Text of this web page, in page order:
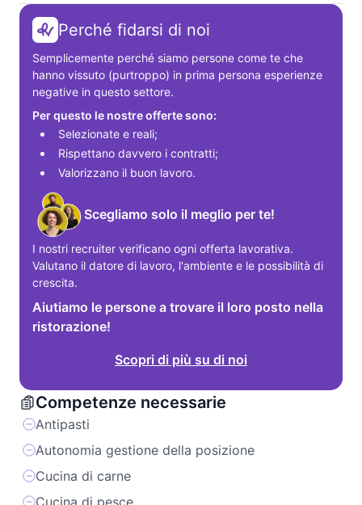
Perché fidarsi di noi
Semplicemente perché siamo persone come te che
hanno vissuto (purtroppo) in prima persona esperienze
negative in questo settore.
Per questo le nostre offerte sono:
Selezionate e reali;
Rispettano davvero i contratti;
Valorizzano il buon lavoro.
Scegliamo solo il meglio per te!
I nostri recruiter verificano ogni offerta lavorativa.
Valutano il datore di lavoro, l'ambiente e le possibilità di
crescita.
Aiutiamo le persone a trovare il loro posto nella
ristorazione!
Scopri di più su di noi
Competenze necessarie
Antipasti
Autonomia gestione della posizione
Cucina di carne
Cucina di pesce